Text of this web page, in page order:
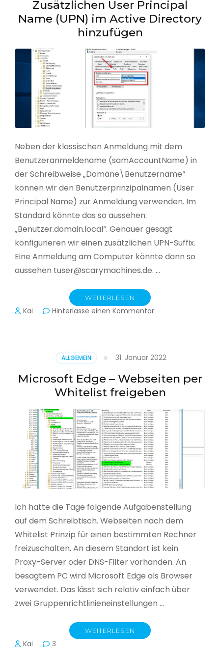
Zusätzlichen User Principal
Name (UPN) im Active Directory
hinzufügen
Neben der klassischen Anmeldung mit dem
Benutzeranmeldename (samAccountName) in
der Schreibweise „Domäne\Benutzername“
können wir den Benutzerprinzipalnamen (User
Principal Name) zur Anmeldung verwenden. Im
Standard könnte das so aussehen:
„Benutzer.domain.local“. Genauer gesagt
konfigurieren wir einen zusätzlichen UPN-Suffix.
Eine Anmeldung am Computer könnte dann so
aussehen tuser@scarymachines.de. …
WEITERLESEN
Kai Hinterlasse einen Kommentarzu
(UPN)
im
Active
Directory
ALLGEMEIN 31. Januar 2022
Microsoft Edge – Webseiten per
Whitelist freigeben
Ich hatte die Tage folgende Aufgabenstellung
auf dem Schreibtisch. Webseiten nach dem
Whitelist Prinzip für einen bestimmten Rechner
freizuschalten. An diesem Standort ist kein
Proxy-Server oder DNS-Filter vorhanden. An
besagtem PC wird Microsoft Edge als Browser
verwendet. Das lässt sich relativ einfach über
zwei Gruppenrichtlinieneinstellungen …
WEITERLESEN
Kai 3